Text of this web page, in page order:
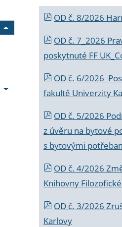
OD č. 8/2026
OD č. 7_2026
poskytnuté FF
OD č. 6/2026
fakultě Univerzity
OD č. 5/2026
z úvěru na bytové
s bytovými
OD č. 4/2026
Knihovny
OD č. 3/2026
Karlovy